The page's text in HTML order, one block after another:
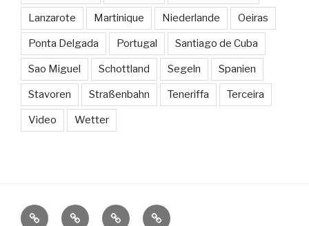
Lanzarote Martinique Niederlande Oeiras
Ponta Delgada Portugal Santiago de Cuba
Sao Miguel Schottland Segeln Spanien
Stavoren Straßenbahn Teneriffa Terceira
Video Wetter
Sissi
Länder WeitereKontakt